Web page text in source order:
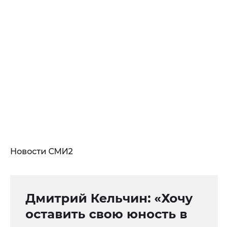
Новости СМИ2
Дмитрий Кельчин: «Хочу
оставить свою юность в